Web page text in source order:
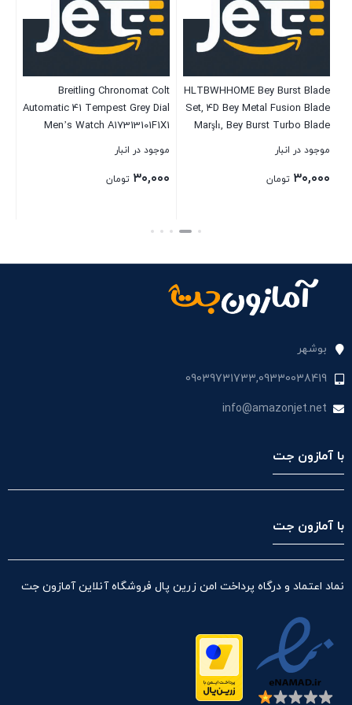
HLTBWHHOME Bey Burst Blade
Set, 4D Bey Metal Fusion Blade
Marşlı, Bey Burst Turbo Blade
Noel, Doğum Günü, Çocuk,
Hediye
موجود در انبار
۳۰,۰۰۰ تومان
Breitling Chronomat Colt
Automatic 41 Tempest Grey Dial
Men’s Watch A17313101F1X1
موجود در انبار
۳۰,۰۰۰ تومان
بستن
بوشهر
09039731733,09330038419
info@amazonjet.net
با آمازون جت
با آمازون جت
نماد اعتماد و درگاه پرداخت امن زرین پال فروشگاه آنلاین آمازون جت